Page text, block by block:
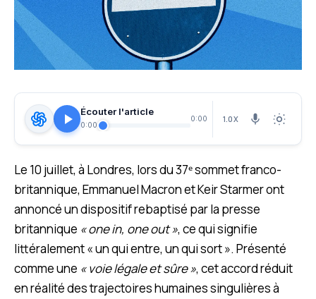
Écouter l'article
0:00
0:00 1.0X
Le 10 juillet, à Londres, lors du 37ᵉ sommet franco-
britannique, Emmanuel Macron et Keir Starmer ont
annoncé un dispositif rebaptisé par la presse
britannique « one in, one out », ce qui signifie
littéralement « un qui entre, un qui sort ». Présenté
comme une « voie légale et sûre », cet accord réduit
en réalité des trajectoires humaines singulières à